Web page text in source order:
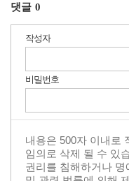
댓글 0
작성자
비밀번호